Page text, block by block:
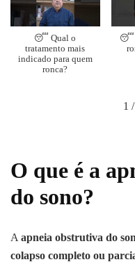
😴 Qual o
tratamento mais
indicado para quem
ronca?
😴
1 /
O que é a
do sono?
A apneia obstrutiva do
colapso completo ou